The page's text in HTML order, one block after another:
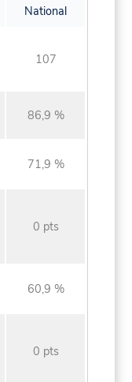
National
107
86,9 %
71,9 %
0 pts
60,9 %
0 pts